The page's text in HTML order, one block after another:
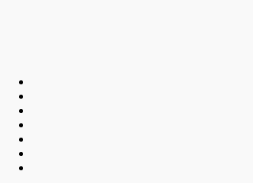
শুভেচ্ছা বার্তা :
Toggle navigation